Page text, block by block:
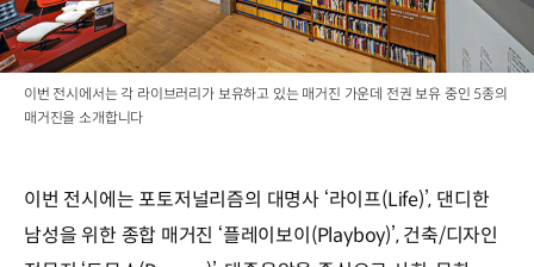
이번 전시에서는 각 라이브러리가 보유하고 있는 매거진 가운데 전권 보유 중인 5종의
매거진을 소개합니다
이번 전시에는 포토저널리즘의 대명사 ‘라이프(Life)’, 댄디한
남성을 위한 종합 매거진 ‘플레이보이(Playboy)’, 건축/디자인